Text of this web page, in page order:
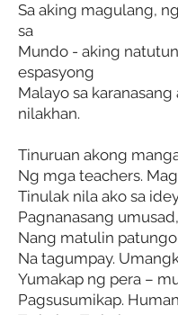
Sa aking magulang,
sa
Mundo - aking
espasyong
Malayo sa karanasang
nilakhan.
Tinuruan akong
Ng mga teachers.
Tinulak nila ako sa
Pagnanasang
Nang matulin
Na tagumpay.
Yumakap ng pera –
Pagsusumikap.